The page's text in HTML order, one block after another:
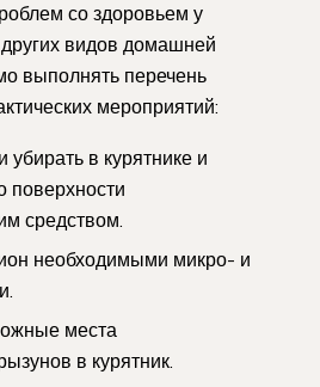
со здоровьем у
видов домашней
выполнять перечень
мероприятий:
убирать в курятнике и
поверхности
средством.
необходимыми микро- и
места
в курятник.